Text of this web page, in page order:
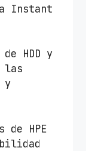
Instant
HDD y
las
y
de HPE